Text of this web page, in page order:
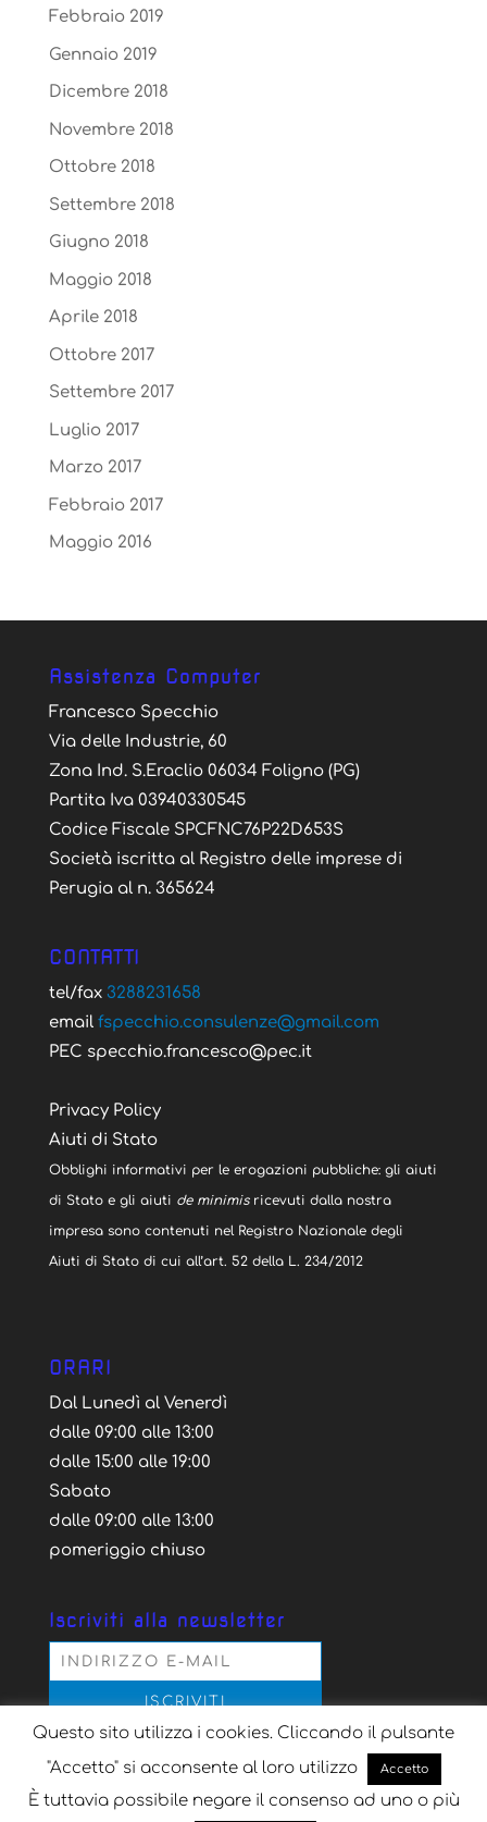
Febbraio 2019
Gennaio 2019
Dicembre 2018
Novembre 2018
Ottobre 2018
Settembre 2018
Giugno 2018
Maggio 2018
Aprile 2018
Ottobre 2017
Settembre 2017
Luglio 2017
Marzo 2017
Febbraio 2017
Maggio 2016
Assistenza Computer
Francesco Specchio
Via delle Industrie, 60
Zona Ind. S.Eraclio 06034 Foligno (PG)
Partita Iva 03940330545
Codice Fiscale SPCFNC76P22D653S
Società iscritta al Registro delle imprese di
Perugia al n. 365624
CONTATTI
tel/fax 3288231658
email fspecchio.consulenze@gmail.com
PEC specchio.francesco@pec.it
Privacy Policy
Aiuti di Stato
Obblighi informativi per le erogazioni pubbliche: gli aiuti
di Stato e gli aiuti de minimisricevuti dalla nostra
impresa sono contenuti nel Registro Nazionale degli
Aiuti di Stato di cui all’art. 52 della L. 234/2012
ORARI
Dal Lunedì al Venerdì
dalle 09:00 alle 13:00
dalle 15:00 alle 19:00
Sabato
dalle 09:00 alle 13:00
pomeriggio chiuso
Iscriviti alla newsletter
Acconsento al trattamento dei dati personali
secondo la normativa vigente, per il solo scopo
dell'iscrizione alla newsletter
Questo sito utilizza i cookies. Cliccando il pulsante
"Accetto" si acconsente al loro utilizzo
Accetto
È tuttavia possibile negare il consenso ad uno o più